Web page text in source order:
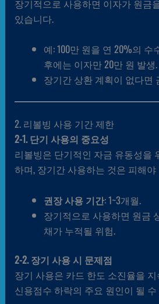
장기적으로 사용하면 이자가 원금
있습니다.
예: 100만 원을 연 20%의 수
후에는 이자만 20만 원 발생.
장기간 상환 계획이 없다면
2. 리볼빙 사용 기간 제한
2-1. 단기 사용의 중요성
리볼빙은 단기적인 자금 유동성을
하며, 장기간 사용하는 것은 피해야
권장 사용 기간: 1~3개월.
장기적으로 사용하면 원금
채가 누적될 위험.
2-2. 장기 사용 시 문제점
장기 사용은 카드 한도 소진율을
신용점수 하락의 주요 원인이 될